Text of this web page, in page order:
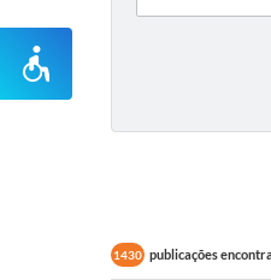
1430 publicações